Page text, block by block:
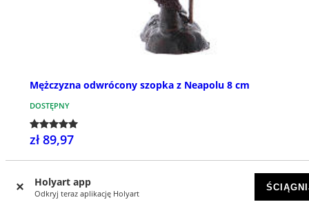
Holyart app
Odkryj teraz aplikację Holyart
Mężczyzna odwrócony szopka z Neapolu 8 cm
DOSTĘPNY
zł 89,97